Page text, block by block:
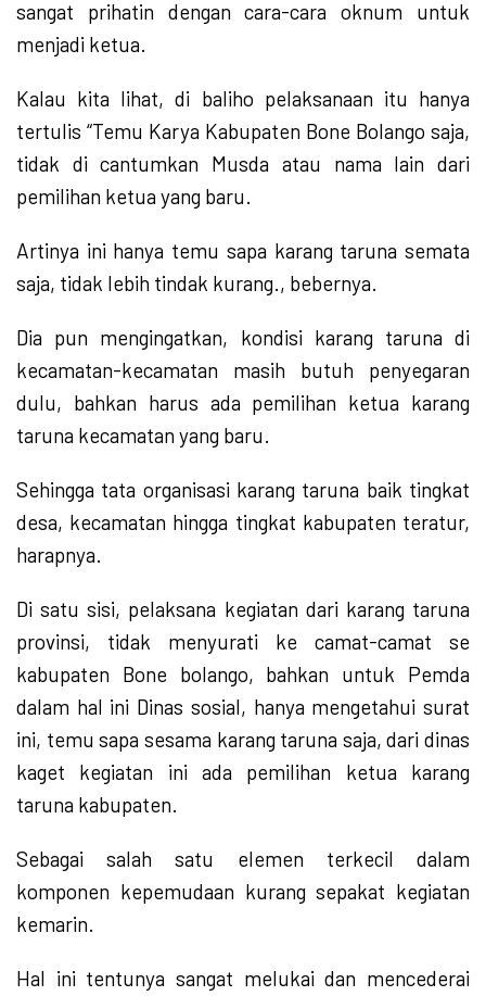
sangat prihatin dengan cara-cara oknum untuk
menjadi ketua.
Kalau kita lihat, di baliho pelaksanaan itu hanya
tertulis “Temu Karya Kabupaten Bone Bolango saja,
tidak di cantumkan Musda atau nama lain dari
pemilihan ketua yang baru.
Artinya ini hanya temu sapa karang taruna semata
saja, tidak lebih tindak kurang., bebernya.
Dia pun mengingatkan, kondisi karang taruna di
kecamatan-kecamatan masih butuh penyegaran
dulu, bahkan harus ada pemilihan ketua karang
taruna kecamatan yang baru.
Sehingga tata organisasi karang taruna baik tingkat
desa, kecamatan hingga tingkat kabupaten teratur,
harapnya.
Di satu sisi, pelaksana kegiatan dari karang taruna
provinsi, tidak menyurati ke camat-camat se
kabupaten Bone bolango, bahkan untuk Pemda
dalam hal ini Dinas sosial, hanya mengetahui surat
ini, temu sapa sesama karang taruna saja, dari dinas
kaget kegiatan ini ada pemilihan ketua karang
taruna kabupaten.
Sebagai salah satu elemen terkecil dalam
komponen kepemudaan kurang sepakat kegiatan
kemarin.
Hal ini tentunya sangat melukai dan mencederai